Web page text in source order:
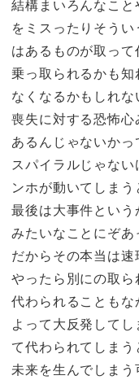
結構まいろんなこ
をミスったりそう
はあるものが取っ
乗っ取られるかも
なくなるかもしれな
喪失に対する恐怖
あるんじゃないか
スパイラルじゃな
ンホが動いてしま
最後は大事件とい
みたいなことにぞ
だからその本当は
やったら別にの取ら
代わられることも
よって大反発して
て代わられてしまう
未来を生んでしま